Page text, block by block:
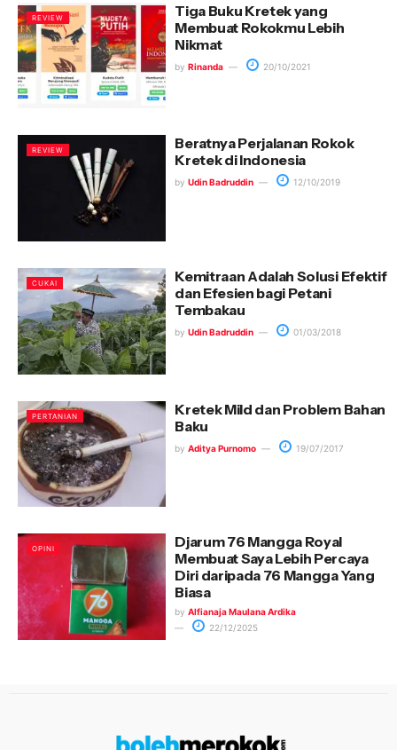
REVIEW
Tiga Buku Kretek yang
Membuat Rokokmu Lebih
Nikmat
by Rinanda 20/10/2021
REVIEW
Beratnya Perjalanan Rokok
Kretek di Indonesia
by Udin Badruddin 12/10/2019
CUKAI
Kemitraan Adalah Solusi Efektif
dan Efesien bagi Petani
Tembakau
by Udin Badruddin 01/03/2018
PERTANIAN
Kretek Mild dan Problem Bahan
Baku
by Aditya Purnomo 19/07/2017
OPINI
Djarum 76 Mangga Royal
Membuat Saya Lebih Percaya
Diri daripada 76 Mangga Yang
Biasa
by Alfianaja Maulana Ardika
22/12/2025